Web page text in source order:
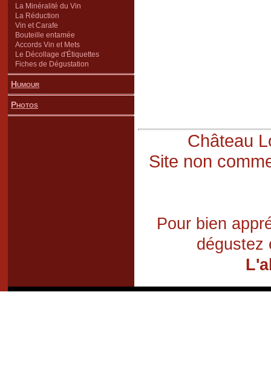
La Minéralité du Vin
La Réduction
Vin et Carafe
Bouteille entamée
Accords Vin et Mets
Le Décollage d'Étiquettes
Fiches de Dégustation
Humour
Photos
Château
Site non
Pour bien
dégustez